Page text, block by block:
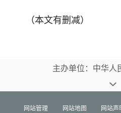
（本文有删减）
主办单位：中华人
网站管理 网站地图 网站声